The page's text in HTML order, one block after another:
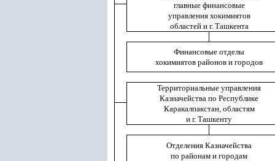
главные финансовые
управления хокимиятов
областей и г. Ташкента
Финансовые отделы
хокимиятов районов и городов
Территориальные управления
Казначейства по Республике
Каракалпакстан, областям
и г. Ташкенту
Отделения Казначейства
по районам и городам